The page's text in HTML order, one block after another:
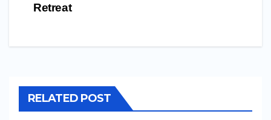
Retreat
RELATED POST